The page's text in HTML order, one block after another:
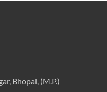
Bhopal, (M.P.)